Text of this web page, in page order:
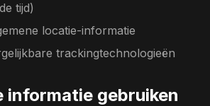
tijd)
locatie-informatie
trackingtechnologieën
informatie gebruiken